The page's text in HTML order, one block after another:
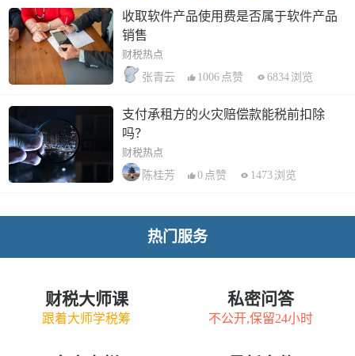
收取软件产品使用费是否属于软件产品
销售
财税热点
张青云
1006 点赞 6834 浏览
支付承租方的火灾赔偿款能税前扣除
吗？
财税热点
陈桂芳
0 点赞 1473 浏览
热门服务
财税大师课
跟着大师学税筹
私密问答
不公开,保留24小时